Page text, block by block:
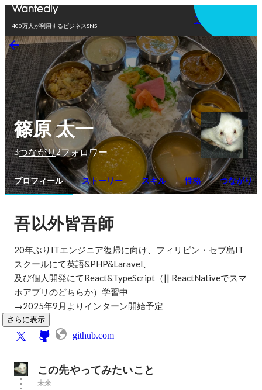
400万人が利用するビジネスSNS
アプリを使う
篠原 太一
3つながり2フォロワー
プロフィール ストーリー スキル 性格 つながり
吾以外皆吾師
20年ぶりITエンジニア復帰に向け、フィリピン・セブ島IT
スクールにて英語&PHP&Laravel、
及び個人開発にてReact&TypeScript（|| ReactNativeでスマ
ホアプリのどちらか）学習中
→2025年9月よりインターン開始予定
さらに表示
github.com
この先やってみたいこと
未来